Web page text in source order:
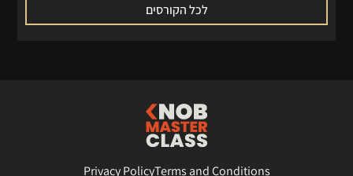
לכל הקורסים
Terms and Conditions
Privacy Policy